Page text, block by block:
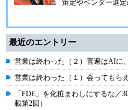
策定やベンダー選定
最近のエントリー
営業は終わった（２）普遍はAIに
営業は終わった（１）会ってもら
「FDE」を化粧まわしにするな／
載第2回）